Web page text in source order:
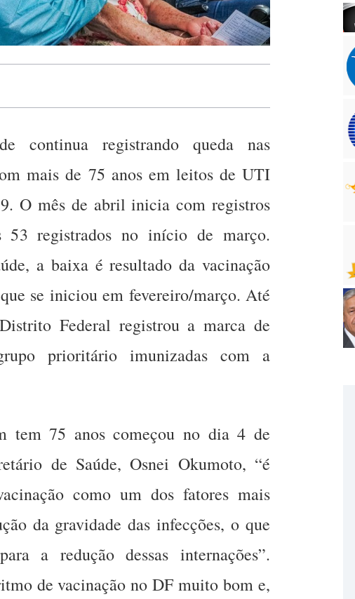
continua registrando queda nas
mais de 75 anos em leitos de UTI
O mês de abril inicia com registros
53 registrados no início de março.
a baixa é resultado da vacinação
se iniciou em fevereiro/março. Até
Federal registrou a marca de
prioritário imunizadas com a
tem 75 anos começou no dia 4 de
de Saúde, Osnei Okumoto, “é
como um dos fatores mais
da gravidade das infecções, o que
a redução dessas internações”.
de vacinação no DF muito bom e,